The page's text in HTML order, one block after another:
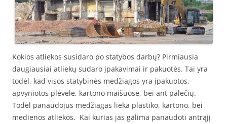
Kokios atliekos susidaro po statybos darbų? Pirmiausia
daugiausiai atliekų sudaro įpakavimai ir pakuotės. Tai yra
todėl, kad visos statybinės medžiagos yra įpakuotos,
apvyniotos plėvele, kartono maišuose, bei ant palečių.
Todėl panaudojus medžiagas lieka plastiko, kartono, bei
medienos atliekos. Kai kurias jas galima panaudoti antrąjį